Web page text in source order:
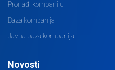
Pronađi kompaniju
Baza kompanija
Javna baza kompanija
Novosti